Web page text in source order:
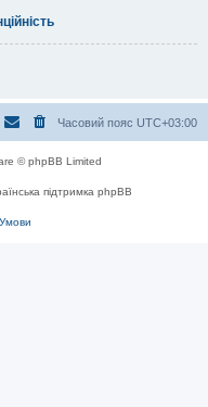
Часовий пояс UTC+03:00
© phpBB Limited
підтримка phpBB
Умови